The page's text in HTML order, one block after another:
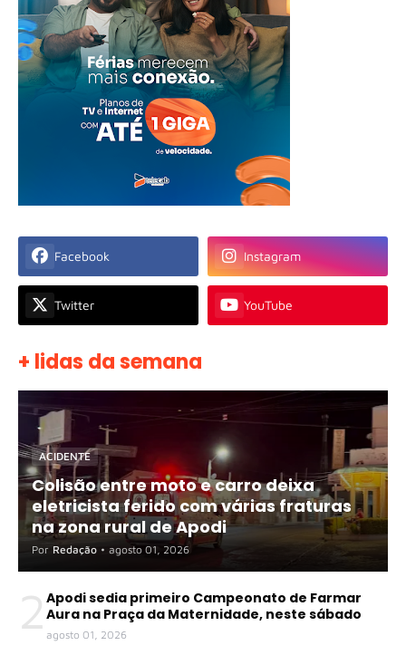
Facebook Instagram
Twitter YouTube
+ lidas da semana
ACIDENTE
Colisão entre moto e carro deixa
eletricista ferido com várias fraturas
na zona rural de Apodi
Por Redação • agosto 01, 2026
2 Apodi sedia primeiro Campeonato de Farmar
Aura na Praça da Maternidade, neste sábado
agosto 01, 2026